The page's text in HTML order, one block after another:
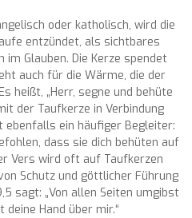
oder katholisch, wird die
entzündet, als sichtbares
im Glauben. Die Kerze spendet
auch für die Wärme, die der
heißt, „Herr, segne und behüte
der Taufkerze in Verbindung
ebenfalls ein häufiger Begleiter:
dass sie dich behüten auf
Vers wird oft auf Taufkerzen
Schutz und göttlicher Führung
sagt: „Von allen Seiten umgibst
Hand über mir.“